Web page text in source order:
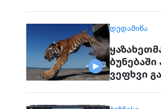
ᲓᲔᲓᲐᲛᲘᲬᲐ
ვეფხვი